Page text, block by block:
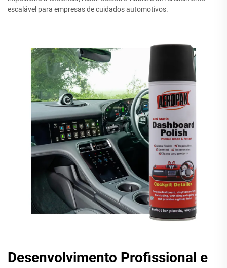
escalável para empresas de cuidados automotivos.
Desenvolvimento Profissional e